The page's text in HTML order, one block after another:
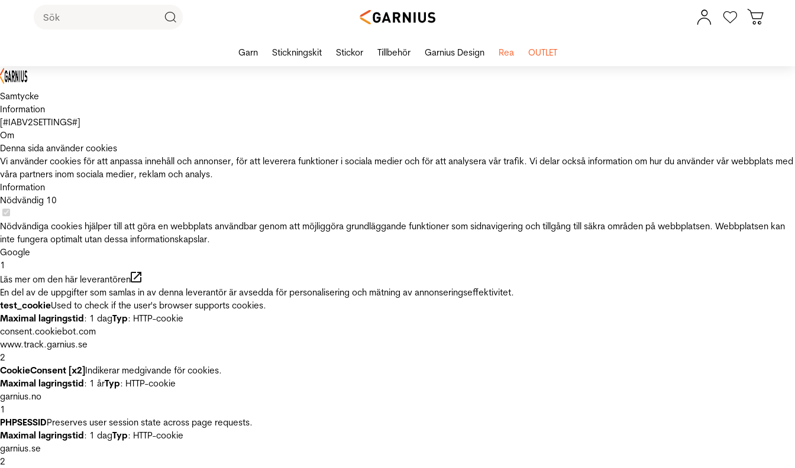
Samtycke
Information
[#IABV2SETTINGS#]
Om
Denna sida använder cookies
Vi använder cookies för att anpassa innehåll och annonser, för att leverera funktioner i sociala medier och för att analysera vår trafik. Vi delar också information om hur du använder vår webbplats med
våra partners inom sociala medier, reklam och analys.
Information
Nödvändig 10
Nödvändiga cookies hjälper till att göra en webbplats användbar genom att möjliggöra grundläggande funktioner som sidnavigering och tillgång till säkra områden på webbplatsen. Webbplatsen kan
inte fungera optimalt utan dessa informationskapslar.
Google
1
Läs mer om den här leverantören
En del av de uppgifter som samlas in av denna leverantör är avsedda för personalisering och mätning av annonseringseffektivitet.
test_cookieUsed to check if the user's browser supports cookies.
Maximal lagringstid: 1 dagTyp: HTTP-cookie
consent.cookiebot.com
www.track.garnius.se
2
CookieConsent [x2]Indikerar medgivande för cookies.
Maximal lagringstid: 1 årTyp: HTTP-cookie
garnius.no
1
PHPSESSIDPreserves user session state across page requests.
Maximal lagringstid: 1 dagTyp: HTTP-cookie
garnius.se
2
Garn Stickningskit Stickor Tillbehör Garnius Design Rea OUTLET